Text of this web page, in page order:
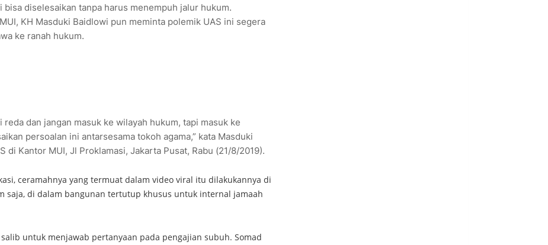
diselesaikan tanpa harus menempuh jalur hukum.
KH Masduki Baidlowi pun meminta polemik UAS ini segera
ke ranah hukum.
dan jangan masuk ke wilayah hukum, tapi masuk ke
persoalan ini antarsesama tokoh agama,” kata Masduki
di Kantor MUI, Jl Proklamasi, Jakarta Pusat, Rabu (21/8/2019).
ceramahnya yang termuat dalam video viral itu dilakukannya di
saja, di dalam bangunan tertutup khusus untuk internal jamaah
untuk menjawab pertanyaan pada pengajian subuh. Somad